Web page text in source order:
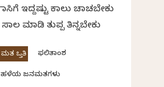
ಹಾಸಿಗೆ ಇದ್ದಷ್ಟು ಕಾಲು ಚಾಚಬೇಕು
ಸಾಲ ಮಾಡಿ ತುಪ್ಪ ತಿನ್ನಬೇಕು
ಫಲಿತಾಂಶ
ಹಳೆಯ ಜನಮತಗಳು